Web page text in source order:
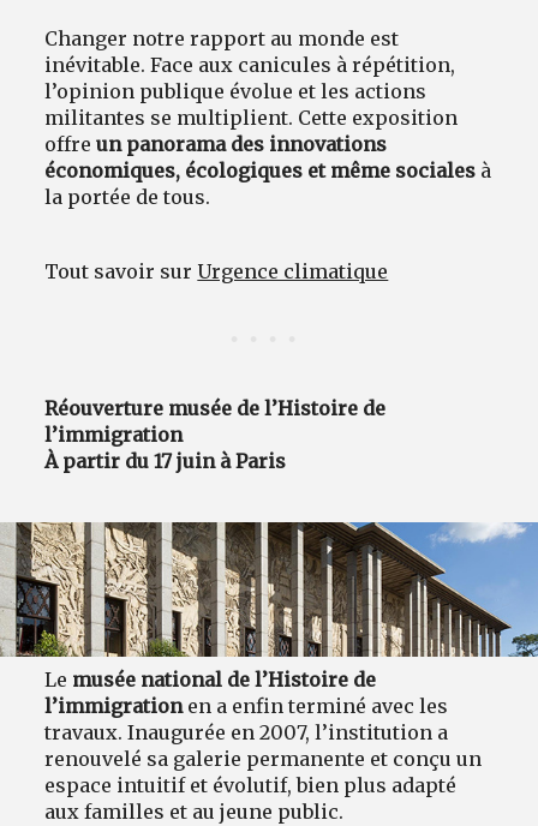
Changer notre rapport au monde est
inévitable. Face aux canicules à répétition,
l’opinion publique évolue et les actions
militantes se multiplient. Cette exposition
offreun panorama des innovations
économiques, écologiques et même sociales à
la portée de tous.
Tout savoir sur Urgence climatique
Réouverture musée de l’Histoire de
l’immigration
À partir du 17 juin à Paris
Le musée national de l’Histoire de
l’immigration en a enfin terminé avec les
travaux. Inaugurée en 2007, l’institution a
renouvelé sa galerie permanente et conçu un
espace intuitif et évolutif, bien plus adapté
aux familles et au jeune public.